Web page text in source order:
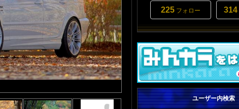
225 フォロー 314
ユーザー内検索